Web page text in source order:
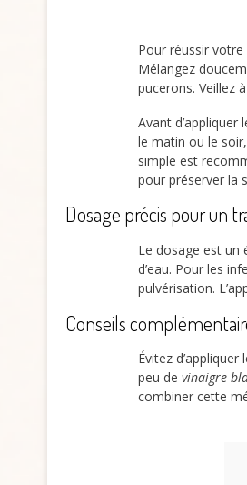
Pour réussir votre
Mélangez
pucerons. Veillez
Avant d’appliquer
le matin ou le
simple est
pour préserver la
Dosage précis pour un
Le dosage est un
d’eau. Pour les
pulvérisation.
Conseils
Évitez
peu de vinaigre
combiner cette